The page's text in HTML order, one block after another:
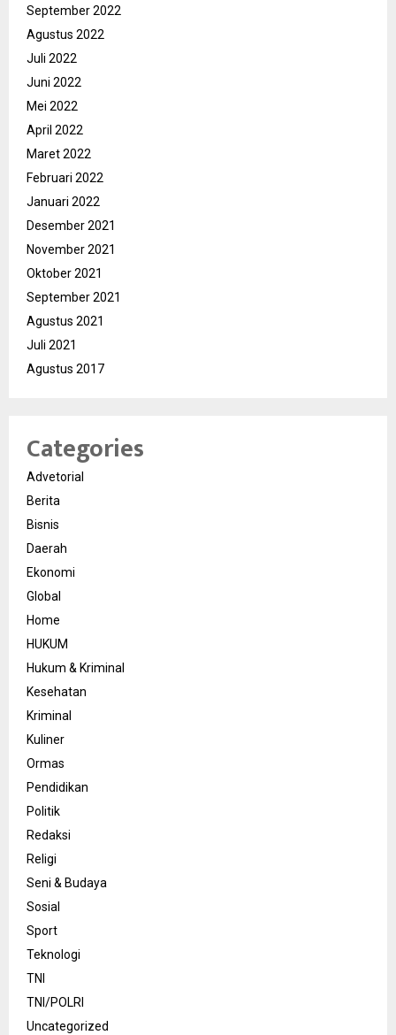
September 2022
Agustus 2022
Juli 2022
Juni 2022
Mei 2022
April 2022
Maret 2022
Februari 2022
Januari 2022
Desember 2021
November 2021
Oktober 2021
September 2021
Agustus 2021
Juli 2021
Agustus 2017
Categories
Advetorial
Berita
Bisnis
Daerah
Ekonomi
Global
Home
HUKUM
Hukum & Kriminal
Kesehatan
Kriminal
Kuliner
Ormas
Pendidikan
Politik
Redaksi
Religi
Seni & Budaya
Sosial
Sport
Teknologi
TNI
TNI/POLRI
Uncategorized